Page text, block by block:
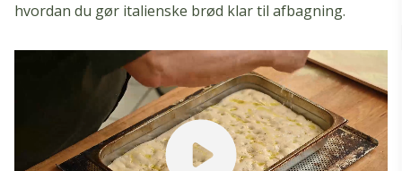
hvordan du gør italienske brød klar til afbagning.